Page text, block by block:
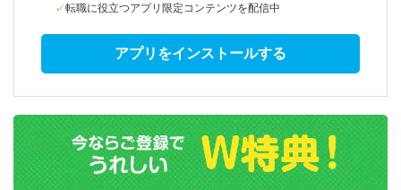
転職に役立つアプリ限定コンテンツを配信中
アプリをインストールする